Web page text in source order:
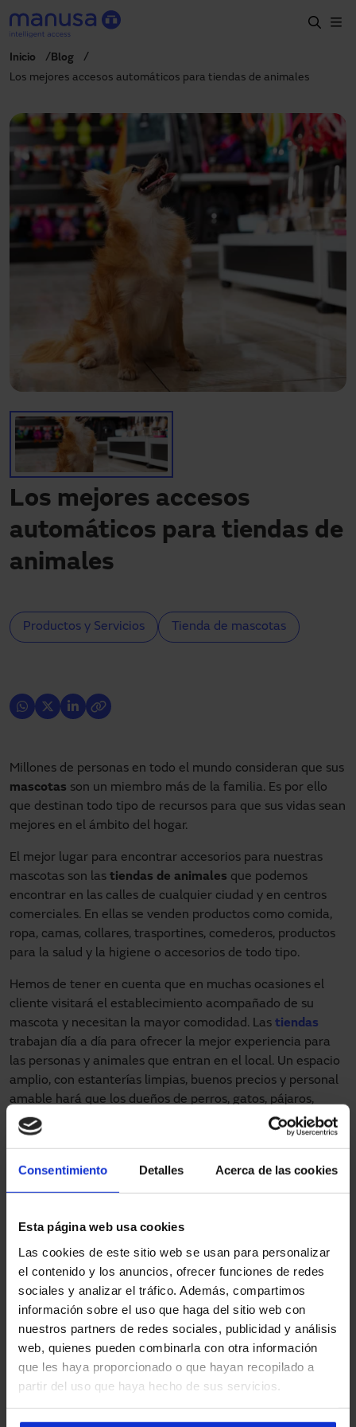
Consentimiento Detalles Acerca de las cookies
Esta página web usa cookies
Las cookies de este sitio web se usan para personalizar
el contenido y los anuncios, ofrecer funciones de redes
sociales y analizar el tráfico. Además, compartimos
información sobre el uso que haga del sitio web con
nuestros partners de redes sociales, publicidad y análisis
web, quienes pueden combinarla con otra información
que les haya proporcionado o que hayan recopilado a
partir del uso que haya hecho de sus servicios.
Skip to main content
Servicios
Especificación
Blog
Sobre nosotros
Descargas
Mi área
Inicio
Blog
Los mejores accesos automáticos para tiendas de animales
Los mejores accesos
automáticos para tiendas de
animales
Productos y Servicios Tienda de mascotas
Millones de personas en todo el mundo consideran que sus
mascotas son un miembro más de la familia. Es por ello
que destinan todo tipo de recursos para que sus vidas sean
mejores en el ámbito del hogar.
El mejor lugar para encontrar accesorios para nuestras
mascotas son las tiendas de animales que podemos
encontrar en las calles de cualquier ciudad y en centros
comerciales. En ellas se venden productos como comida,
ropa, camas, collares, trasportines, comederos, productos
para la salud y la higiene o accesorios de todo tipo.
Hemos de tener en cuenta que en muchas ocasiones el
cliente visitará el establecimiento acompañado de su
mascota y necesitan la mayor comodidad. Las tiendas
trabajan día a día para ofrecer la mejor experiencia para
las personas y animales que entran en el local. Un espacio
amplio, con estanterías limpias, buenos precios y personal
amable hará que los dueños de perros, gatos, pájaros,
peces o tortugas
no solamente realicen sus compras sino
que regresen pronto
para adquirir nuevos productos para
Es de gran importancia el acceso a la tienda para
clientes al llegar. Laspuertas automáticas
convertido en un elemento de innovación, diseño y buena
reputación en miles de inmuebles en todo el mundo.
Contar con un acceso inteligente mejorará varios aspectos
como la eficiencia energética, ya que no se darán bruscos
cambios de temperatura ni incómodas corrientes de aire; o
lucha frente a virus y bacterias
gracias a que clientes y
personal no tendrán que tocar las puertas de entrada y
salida con sus manos evitando así el contagio.
Las mejores puertas automáticas